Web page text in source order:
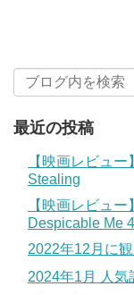
最近の投稿
【映画レビュ
Stealing
【映画レビュ
Despicable Me 4
2022年12月に
2024年1月 人気